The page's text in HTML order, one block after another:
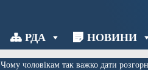
РДА НОВИНИ
Чому чоловікам так важко дати